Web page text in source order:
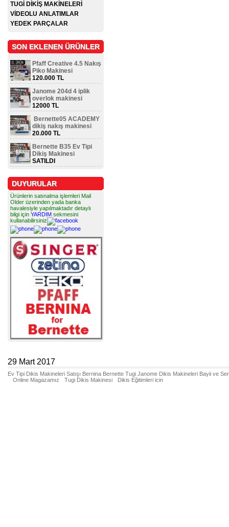
TUGİ DİKİŞ MAKİNELERİ
VİDEOLU ANLATIMLAR
YEDEK PARÇALAR
SON EKLENEN ÜRÜNLER
Pfaff Creative 4.5 Nakış
Piko Makinesi
120.000 TL
Janome 204d 4 iplik
overlok makinesi
12000 TL
Bernette05 ACADEMY
dikiş nakış makinesi
20.000 TL
Bernette B35 Ev Tipi
Dikiş Makinesi
SATILDI
DUYURULAR
Ürünlerin satınalma işlemleri Mail
Older üzerinden yada banka
havalesiyle yapılmaktadır detaylı
bilgi için YARDIM sekmesini
kullanabilirsiniz
29 Mart 2017
Ev Tipi Dikis Makineleri Satışı Bernina Bernette Tugi Janome Dikis Makineleri Bayii ve
Online Magazamız
Tugi Dikis Makinesi Dikis Eğitimleri icin